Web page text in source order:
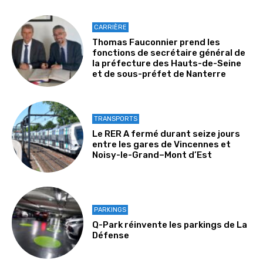
CARRIÈRE
Thomas Fauconnier prend les
fonctions de secrétaire général de
la préfecture des Hauts-de-Seine
et de sous-préfet de Nanterre
TRANSPORTS
Le RER A fermé durant seize jours
entre les gares de Vincennes et
Noisy-le-Grand–Mont d’Est
PARKINGS
Q-Park réinvente les parkings de La
Défense